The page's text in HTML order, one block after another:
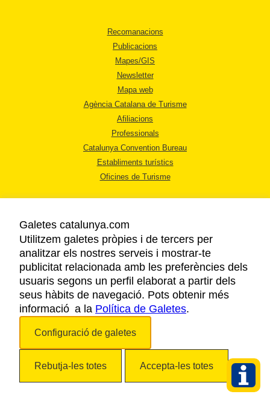
Recomanacions
Publicacions
Mapes/GIS
Newsletter
Mapa web
Agència Catalana de Turisme
Afiliacions
Professionals
Catalunya Convention Bureau
Establiments turístics
Oficines de Turisme
AVÍS LEGAL
POLÍTICA DE PRIVACITAT
COOKIES
ACCESSIBILITAT
Galetes catalunya.com
Utilitzem galetes pròpies i de tercers per
analitzar els nostres serveis i mostrar-te
publicitat relacionada amb les preferències dels
usuaris segons un perfil elaborat a partir dels
seus hàbits de navegació. Pots obtenir més
informació a la Política de Galetes.
Configuració de galetes
Rebutja-les totes Accepta-les totes